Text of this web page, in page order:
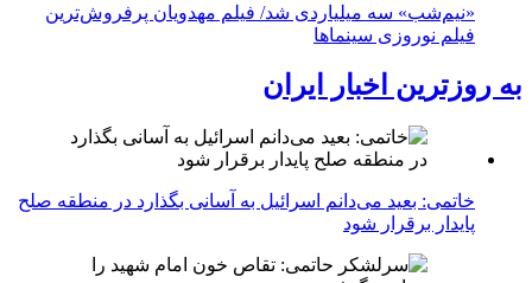
«نیم‌شب» سه میلیاردی شد/ فیلم مهدویان پرفروش‌ترین
فیلم نوروزی سینماها
به روزترین اخبار ایران
خاتمی: بعید می‌دانم اسرائیل به آسانی بگذارد در منطقه صلح
پایدار برقرار شود